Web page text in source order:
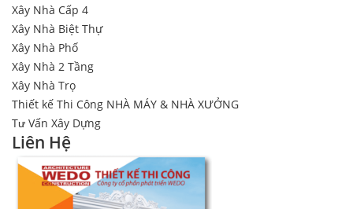
Xây Nhà Cấp 4
Xây Nhà Biệt Thự
Xây Nhà Phố
Xây Nhà 2 Tầng
Xây Nhà Trọ
Thiết kế Thi Công NHÀ MÁY & NHÀ XƯỞNG
Tư Vấn Xây Dựng
Liên Hệ